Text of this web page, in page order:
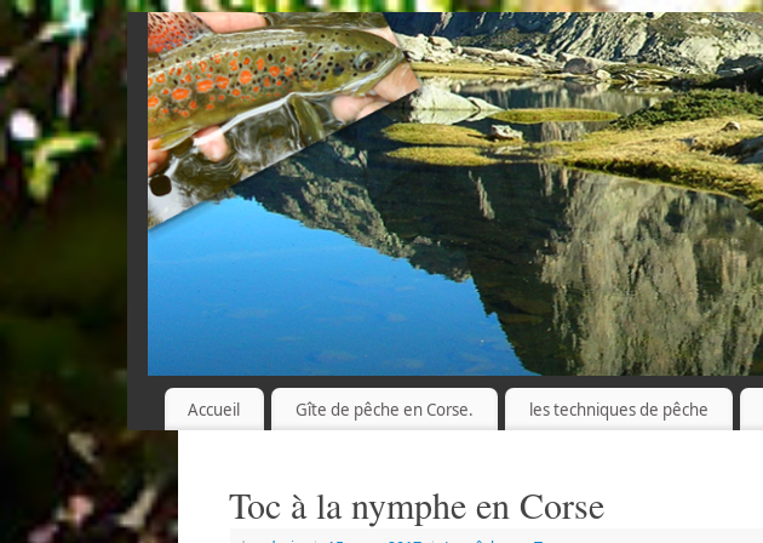
Accueil Gîte de pêche en Corse. les techniques de pêche
Toc à la nymphe en Corse